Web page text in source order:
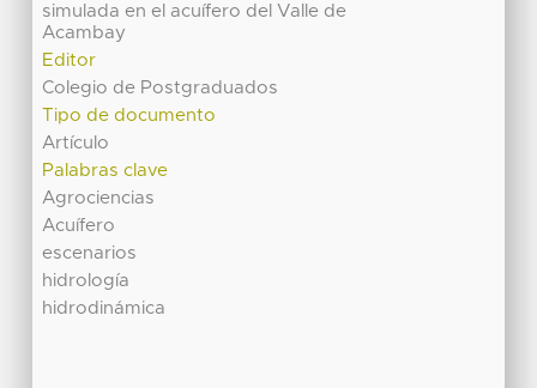
simulada en el acuífero del Valle de
Acambay
Editor
Colegio de Postgraduados
Tipo de documento
Artículo
Palabras clave
Agrociencias
Acuífero
escenarios
hidrología
hidrodinámica